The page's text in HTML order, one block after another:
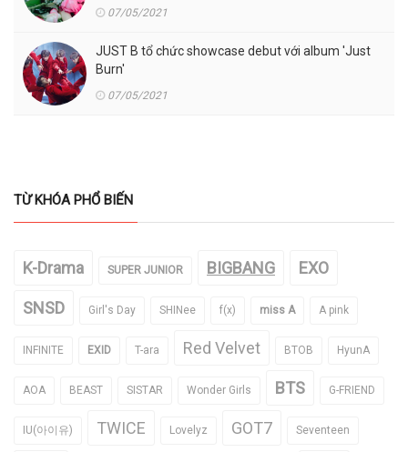
07/05/2021
JUST B tổ chức showcase debut với album 'Just
Burn'
07/05/2021
TỪ KHÓA PHỔ BIẾN
K-Drama SUPER JUNIOR BIGBANG EXO
SNSD Girl's Day SHINee f(x) miss A A pink
INFINITE EXID T-ara Red Velvet BTOB HyunA
AOA BEAST SISTAR Wonder Girls BTS G-FRIEND
IU(아이유) TWICE Lovelyz GOT7 Seventeen